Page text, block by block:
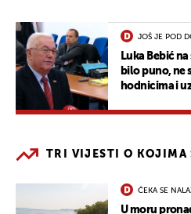
JOŠ JE POD
Luka Bebić
bilo puno, ne
hodnicima i
TRI VIJESTI O KOJIMA
ČEKA SE
U moru